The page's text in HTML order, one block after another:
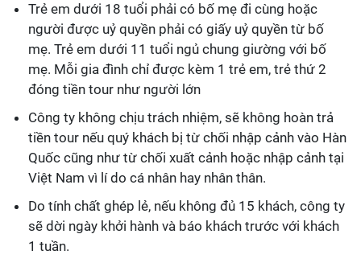
Trẻ em dưới 18 tuổi phải có bố mẹ đi cùng hoặc
người được uỷ quyền phải có giấy uỷ quyền từ bố
mẹ. Trẻ em dưới 11 tuổi ngủ chung giường với bố
mẹ. Mỗi gia đình chỉ được kèm 1 trẻ em, trẻ thứ 2
đóng tiền tour như người lớn
Công ty không chịu trách nhiệm, sẽ không hoàn trả
tiền tour nếu quý khách bị từ chối nhập cảnh vào Hàn
Quốc cũng như từ chối xuất cảnh hoặc nhập cảnh tại
Việt Nam vì lí do cá nhân hay nhân thân.
Do tính chất ghép lẻ, nếu không đủ 15 khách, công ty
sẽ dời ngày khởi hành và báo khách trước với khách
1 tuần.